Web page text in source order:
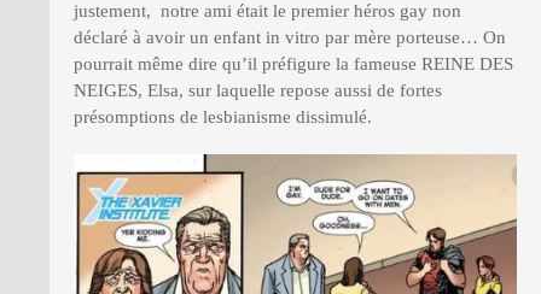
justement, notre ami était le premier héros gay non
déclaré à avoir un enfant in vitro par mère porteuse… On
pourrait même dire qu’il préfigure la fameuse REINE DES
NEIGES, Elsa, sur laquelle repose aussi de fortes
présomptions de lesbianisme dissimulé.